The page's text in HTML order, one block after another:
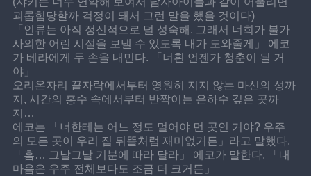
괴롭힘당할까 걱정이 돼서 그런 말을 했을 것이다)
「인류는 아직 정신적으로 덜 성숙해. 그래서 너희가 불가
사의한 어린 시절을 보낼 수 있도록 내가 도와줄게」 에코
가 베라에게 두 손을 내민다. 「너흰 언젠가 청춘이 될 거
야」
오리온자리 끝자락에서부터 영원히 지지 않는 마신의 성까
지, 시간의 홍수 속에서부터 반짝이는 은하수 깊은 곳까
지…
에코는 「너한테는 어느 정도 멀어야 먼 곳인 거야? 우주
의 모든 곳이 우리 집 뒤뜰처럼 재미없거든」라고 말했다.
「흠… 그날그날 기분에 따라 달라」 에코가 말한다. 「내
마음은 우주 전체보다도 조금 더 크거든」